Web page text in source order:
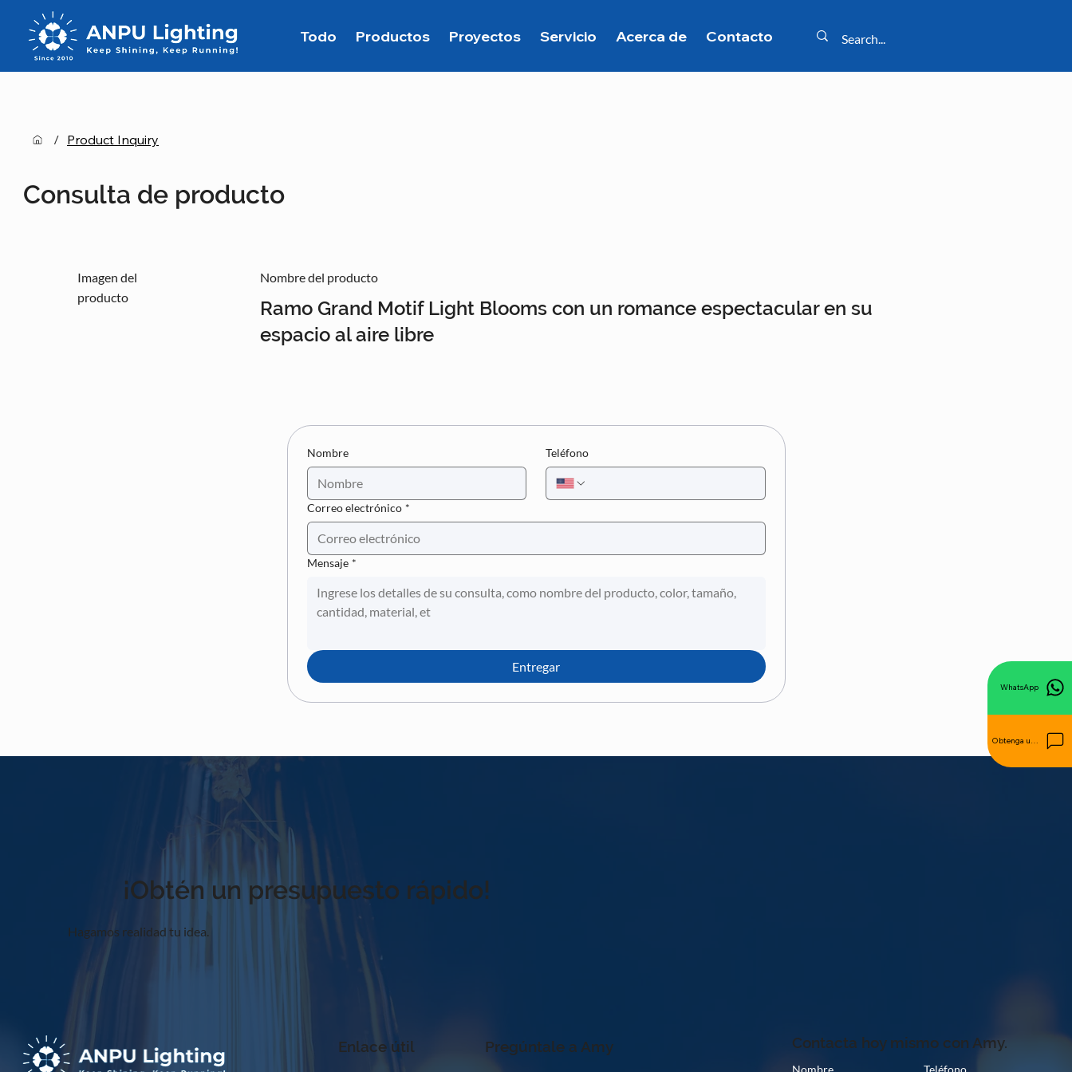
Todo Productos Proyectos Servicio Acerca de Contacto
/ Product Inquiry
Consulta de producto
Imagen del
producto
Nombre del producto
Ramo Grand Motif Light Blooms con un romance espectacular en su
espacio al aire libre
Nombre Teléfono
Correo electrónico *
Mensaje *
Entregar
Contacta hoy mismo con Amy.
Nombre Teléfono
Pregúntale a Amy
Enlace útil
¡Obtén un presupuesto rápido!
Hagamos realidad tu idea.
WhatsApp
Obtenga una cotización